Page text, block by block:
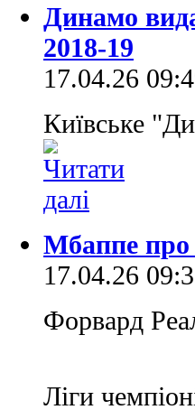
Динамо
2018-19
17.04.26
Київське
Мбаппе про
17.04.26
Форвард
Ліги